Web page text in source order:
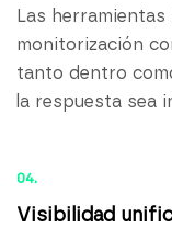
Las herramientas
monitorización
tanto dentro
la respuesta sea
04.
Visibilidad